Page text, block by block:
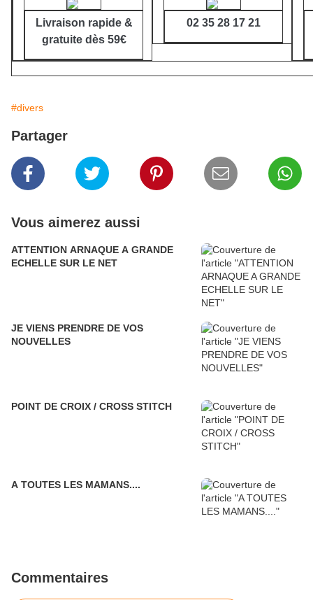
Livraison rapide &
gratuite dès 59€
02 35 28 17 21
#divers
Partager
Vous aimerez aussi
ATTENTION ARNAQUE A GRANDE
ECHELLE SUR LE NET
JE VIENS PRENDRE DE VOS
NOUVELLES
POINT DE CROIX / CROSS STITCH
A TOUTES LES MAMANS....
Commentaires